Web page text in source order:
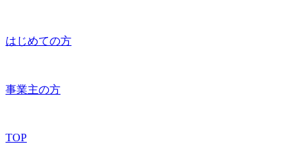
はじめての方
事業主の方
TOP